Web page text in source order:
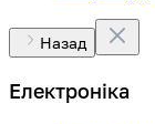
Назад
Електроніка